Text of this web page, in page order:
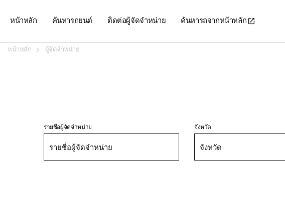
หน้าหลัก ค้นหารถยนต์ ติดต่อผู้จัดจำหน่าย ค้นหารถจากหน้าหลัก
หน้าหลัก ผู้จัดจำหน่าย
รายชื่อผู้จัดจำหน่าย จังหวัด